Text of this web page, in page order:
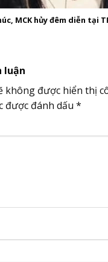
MCK hủy đêm diễn tại
luận
không được hiển thị
được đánh dấu *